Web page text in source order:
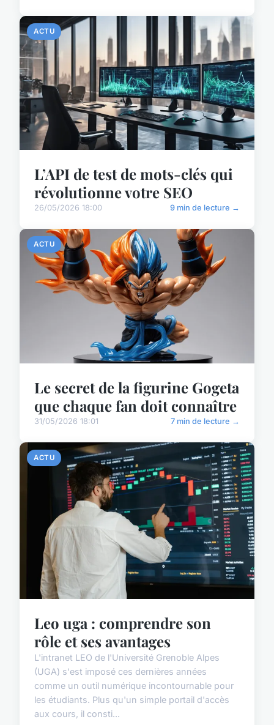
ACTU
L’API de test de mots-clés qui
révolutionne votre SEO
26/05/2026 18:00 9 min de lecture →
ACTU
Le secret de la figurine Gogeta
que chaque fan doit connaître
31/05/2026 18:01 7 min de lecture →
ACTU
Leo uga : comprendre son
rôle et ses avantages
L'intranet LEO de l'Université Grenoble Alpes
(UGA) s'est imposé ces dernières années
comme un outil numérique incontournable pour
les étudiants. Plus qu'un simple portail d'accès
aux cours, il consti...